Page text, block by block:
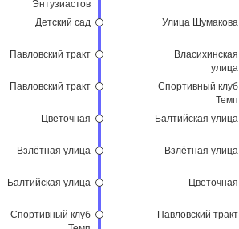
Энтузиастов
Детский сад
Павловский тракт
Павловский тракт
Цветочная
Взлётная улица
Балтийская улица
Спортивный клуб
Улица Шумакова
Власихинская
улица
Спортивный клуб
Темп
Балтийская улица
Взлётная улица
Цветочная
Павловский тракт